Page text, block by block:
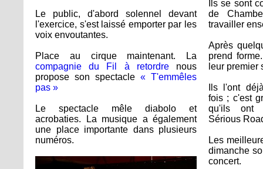
Le public, d'abord solennel devant
l'exercice, s'est laissé emporter par les
voix envoutantes.
Place au cirque maintenant. La
compagnie du Fil à retordrenous
propose son spectacle « T'emmêles
pas »
Le spectacle mêle diabolo et
acrobaties. La musique a également
une place importante dans plusieurs
numéros.
Ils se sont
de
travailler
Après
prend
leur premier
Ils l'ont
fois ; c'est
qu'ils ont
Sérious
Les
dimanche
concert.